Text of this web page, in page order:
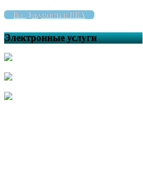
Все Документы и НПА
Электронные услуги